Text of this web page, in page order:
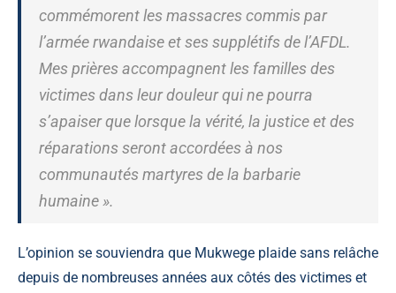
commémorent les massacres commis par
l’armée rwandaise et ses supplétifs de l’AFDL.
Mes prières accompagnent les familles des
victimes dans leur douleur qui ne pourra
s’apaiser que lorsque la vérité, la justice et des
réparations seront accordées à nos
communautés martyres de la barbarie
humaine ».
L’opinion se souviendra que Mukwege plaide sans relâche
depuis de nombreuses années aux côtés des victimes et